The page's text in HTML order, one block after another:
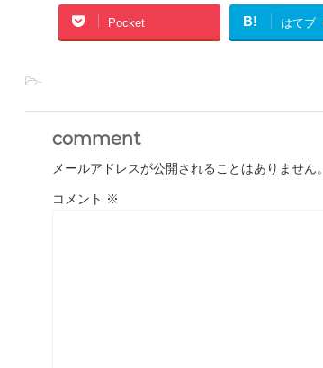
Pocket B! はてブ
-
comment
メールアドレスが公開されることはありません。
コメント ※